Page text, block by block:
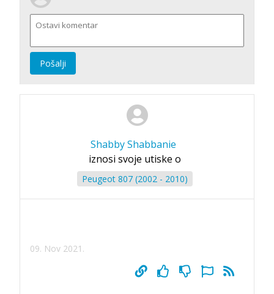
Pošalji
Shabby Shabbanie
iznosi svoje utiske o
Peugeot 807 (2002 - 2010)
09. Nov 2021.